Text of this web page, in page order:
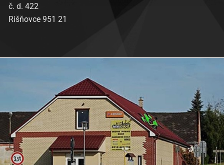
č. d. 422
Rišňovce 951 21